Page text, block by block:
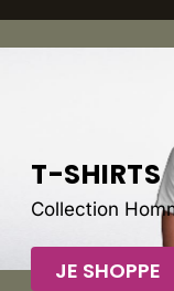
T-SHIRTS
Collection
JE SHOPPE